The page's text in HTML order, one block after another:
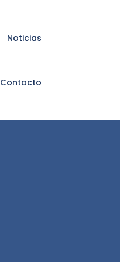
Noticias
Contacto